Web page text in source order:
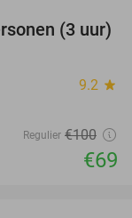
31%
(3 uur)
9.2 star
Regulier €100
€69